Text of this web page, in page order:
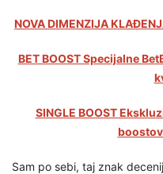
NOVA DIMENZIJA
BET BOOST Specijalne
SINGLE BOOST
Sam po sebi, taj znak